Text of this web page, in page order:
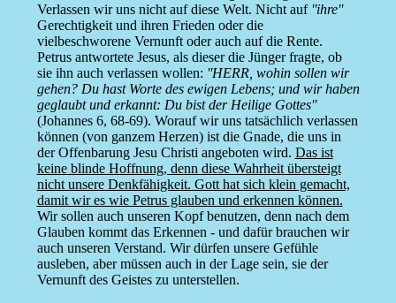
Verlassen wir uns nicht auf diese Welt. Nicht auf ''ihre''
Gerechtigkeit und ihren Frieden oder die
vielbeschworene Vernunft oder auch auf die Rente.
Petrus antwortete Jesus, als dieser die Jünger fragte, ob
sie ihn auch verlassen wollen: ''HERR, wohin sollen wir
gehen? Du hast Worte des ewigen Lebens; und wir haben
geglaubt und erkannt: Du bist der Heilige Gottes''
(Johannes 6, 68-69). Worauf wir uns tatsächlich verlassen
können (von ganzem Herzen) ist die Gnade, die uns in
der Offenbarung Jesu Christi angeboten wird. Das ist
keine blinde Hoffnung, denn diese Wahrheit übersteigt
nicht unsere Denkfähigkeit. Gott hat sich klein gemacht,
damit wir es wie Petrus glauben und erkennen können.
Wir sollen auch unseren Kopf benutzen, denn nach dem
Glauben kommt das Erkennen - und dafür brauchen wir
auch unseren Verstand. Wir dürfen unsere Gefühle
ausleben, aber müssen auch in der Lage sein, sie der
Vernunft des Geistes zu unterstellen.